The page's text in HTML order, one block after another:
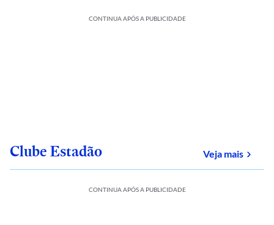
CONTINUA APÓS A PUBLICIDADE
Clube Estadão Veja maissobre
CONTINUA APÓS A PUBLICIDADE